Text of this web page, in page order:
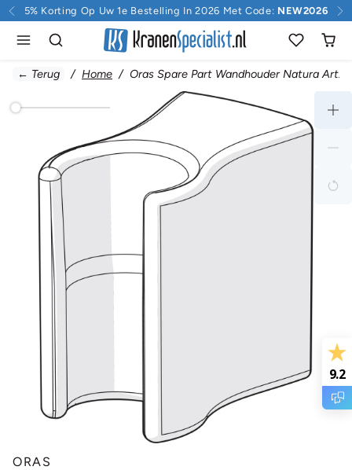
Doorgaan naar inhoud
5% Korting Op Uw 1e Bestelling In 2026 Met Code: NEW2026
← Terug Home Oras Spare Part Wandhouder Natura Art.
ORAS
9.2